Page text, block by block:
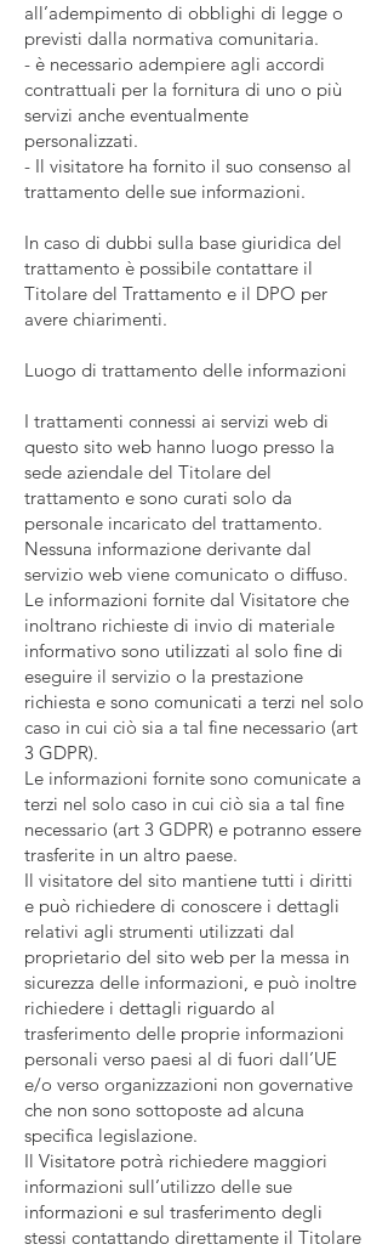
all’adempimento di obblighi di legge o
previsti dalla normativa comunitaria.
- è necessario adempiere agli accordi
contrattuali per la fornitura di uno o più
servizi anche eventualmente
personalizzati.
- Il visitatore ha fornito il suo consenso al
trattamento delle sue informazioni.
In caso di dubbi sulla base giuridica del
trattamento è possibile contattare il
Titolare del Trattamento e il DPO per
avere chiarimenti.
Luogo di trattamento delle informazioni
I trattamenti connessi ai servizi web di
questo sito web hanno luogo presso la
sede aziendale del Titolare del
trattamento e sono curati solo da
personale incaricato del trattamento.
Nessuna informazione derivante dal
servizio web viene comunicato o diffuso.
Le informazioni fornite dal Visitatore che
inoltrano richieste di invio di materiale
informativo sono utilizzati al solo fine di
eseguire il servizio o la prestazione
richiesta e sono comunicati a terzi nel solo
caso in cui ciò sia a tal fine necessario (art
3 GDPR).
Le informazioni fornite sono comunicate a
terzi nel solo caso in cui ciò sia a tal fine
necessario (art 3 GDPR) e potranno essere
trasferite in un altro paese.
Il visitatore del sito mantiene tutti i diritti
e può richiedere di conoscere i dettagli
relativi agli strumenti utilizzati dal
proprietario del sito web per la messa in
sicurezza delle informazioni, e può inoltre
richiedere i dettagli riguardo al
trasferimento delle proprie informazioni
personali verso paesi al di fuori dall’UE
e/o verso organizzazioni non governative
che non sono sottoposte ad alcuna
specifica legislazione.
Il Visitatore potrà richiedere maggiori
informazioni sull’utilizzo delle sue
informazioni e sul trasferimento degli
stessi contattando direttamente il Titolare